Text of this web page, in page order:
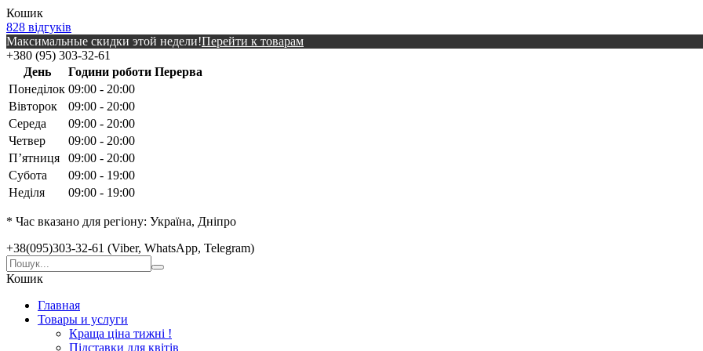
Кошик
828 відгуків
Максимальные скидки этой недели!Перейти к товарам
+380 (95) 303-32-61
День
Години роботи Перерва
Понеділок 09:00 - 20:00
Вівторок
09:00 - 20:00
Середа
09:00 - 20:00
Четвер
09:00 - 20:00
Пʼятниця
09:00 - 20:00
Субота
09:00 - 19:00
Неділя
09:00 - 19:00
* Час вказано для регіону: Україна, Дніпро
+38(095)303-32-61 (Viber, WhatsApp, Telegram)
Кошик
Главная
Товары и услуги
Краща ціна тижні !
Підставки для квітів